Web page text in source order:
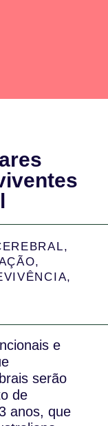
,
,
,
e
serão
de
anos, que